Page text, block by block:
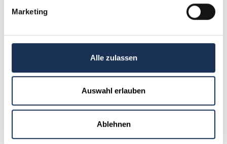
Marketing
Alle zulassen
Auswahl erlauben
Ablehnen
2-Euro-Gedenkmünze Satz Saarland –
Weitere Details